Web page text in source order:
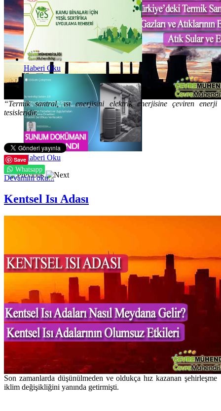
Haberi Oku
Haberi Oku
“Termik santral, ısı enerjisini elektrik enerjisine çeviren enerji
tesisleridir.
Save
Whatsapp
Devamını oku...
Kentsel Isı Adası
Son zamanlarda düşünülmeden ve oldukça hız kazanan şehirleşme
iklim değişikliğini yanında getirmişti.